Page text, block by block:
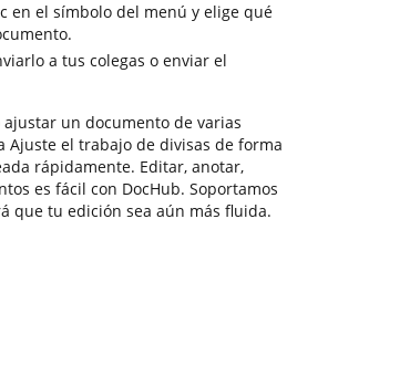
en el símbolo del menú y elige qué
a tus colegas o enviar el
un documento de varias
Ajuste el trabajo de divisas de forma
rápidamente. Editar, anotar,
es fácil con DocHub. Soportamos
que tu edición sea aún más fluida.